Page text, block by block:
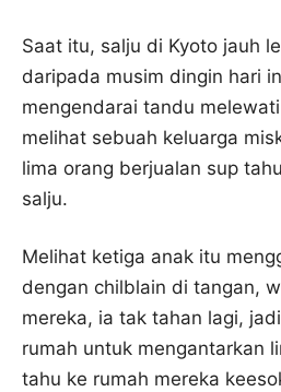
Saat itu, salju di Kyoto jauh
daripada musim dingin hari
mengendarai tandu
melihat sebuah keluarga
lima orang berjualan sup
salju.
Melihat ketiga anak itu
dengan chilblain di tangan,
mereka, ia tak tahan lagi,
rumah untuk mengantarkan
tahu ke rumah mereka